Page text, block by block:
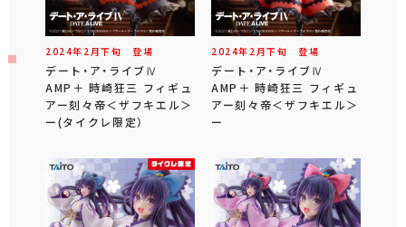
2024年 2 月下旬 登場
デート・ア・ライブⅣ
AMP＋ 時崎狂三 フィギュ
アー刻々帝＜ザフキエル＞
ー(タイクレ限定）
2024年 2 月下旬 登場
デート・ア・ライブⅣ
AMP＋ 時崎狂三 フィギュ
アー刻々帝＜ザフキエル＞
ー